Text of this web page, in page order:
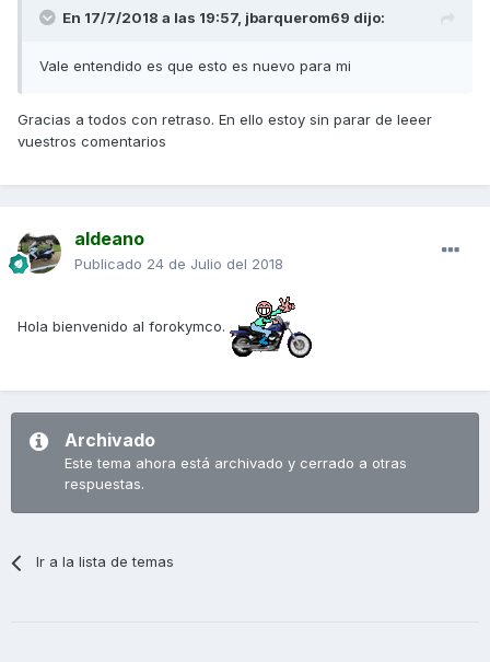
En 17/7/2018 a las 19:57, jbarquerom69 dijo:
Vale entendido es que esto es nuevo para mi
Gracias a todos con retraso. En ello estoy sin parar de leeer
vuestros comentarios
aldeano
Publicado 24 de Julio del 2018
Hola bienvenido al forokymco.
Archivado
Este tema ahora está archivado y cerrado a otras
respuestas.
Ir a la lista de temas